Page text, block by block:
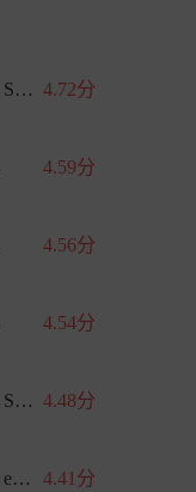
奥迪Q6L Sportback e-tron 4.72分
4.59分
4.56分
4.54分
奥迪A5L Sportback 4.48分
奥迪Q6L e-tron 4.41分